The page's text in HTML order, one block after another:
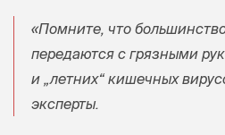
«Помните, что
передаются с грязными
и „летних“ кишечных
эксперты.